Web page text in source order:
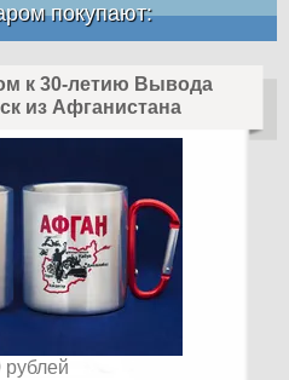
покупают:
к 30-летию Вывода
из Афганистана
рублей